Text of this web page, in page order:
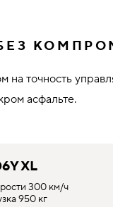
на точность
асфальте.
XL
300 км/ч
950 кг